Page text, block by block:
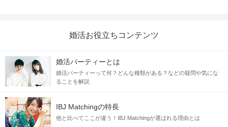
横断歩道を渡り、
婚活お役立ちコンテンツ
婚活パーティーとは
婚活パーティーって何？どんな種類がある？などの疑問や気にな
ることを解説
IBJ Matchingの特長
他と比べてここが違う！IBJ Matchingが選ばれる理由とは